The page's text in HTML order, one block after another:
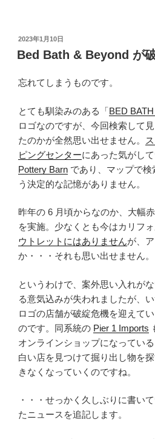
投
稿
日:
2023年1月10日
Bed Bath & Beyond が
忘れてしまうものです。
とても馴染みのある「BED
ロゴなのですが、今回検索して
たのかが全然思い出せません。
ピングセンターにあった気がし
Pottery Barn であり、マップで
う決定的な記憶がありません。
昨年の 6 月頃からなのか、大幅
を実施。少なくとも今はカリフ
ウトレットにはありませんが、
か・・・それも思い出せません。
というわけで、案外思い入れが
る意気込みが失われましたが、
ロゴの店舗が破綻危機を迎えて
のです。同系統の Pier 1 Imports
オンラインショップになってい
白い店を見つけて掘り出し物を
きなくなっていくのですね。
・・・せっかく久しぶりに書い
たニュースを追記します。